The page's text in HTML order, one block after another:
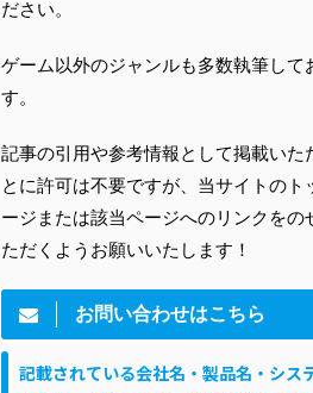
ださい。
ゲーム以外のジャンルも多数執筆して
す。
記事の引用や参考情報として掲載いた
とに許可は不要ですが、当サイトのト
ージまたは該当ページへのリンクをの
ただくようお願いいたします！
お問い合わせはこちら
記載されている会社名・製品名・シス